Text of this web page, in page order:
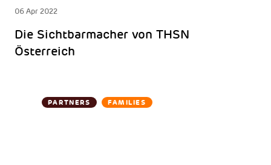
06 Apr 2022
Die Sichtbarmacher von THSN
Österreich
PARTNERS FAMILIES